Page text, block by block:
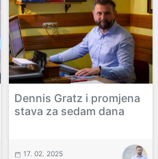
Dennis Gratz i promjena
stava za sedam dana
17. 02. 2025